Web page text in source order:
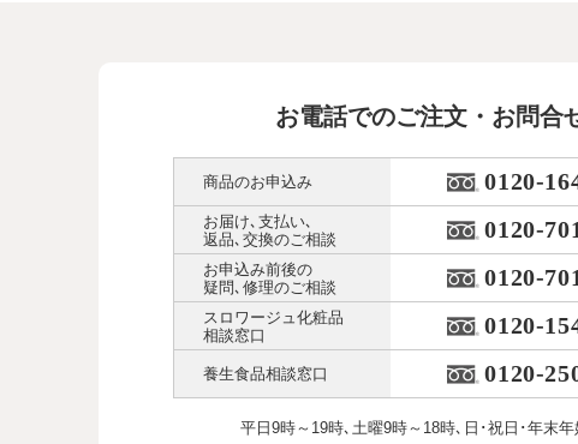
お電話でのご注文・お問合
商品のお申込み 0120-
お届け､支払い､
返品､交換のご相談
0120-
お申込み前後の
疑問､修理のご相談
0120-
スロワージュ化粧品
相談窓口
0120-
養生食品相談窓口 0120-
平日9時～19時､土曜9時～18時､ 日･祝日･年末